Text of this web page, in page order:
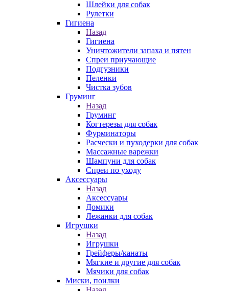
Шлейки для собак
Рулетки
Гигиена
Назад
Гигиена
Уничтожители запаха и пятен
Спреи приучающие
Подгузники
Пеленки
Чистка зубов
Груминг
Назад
Груминг
Когтерезы для собак
Фурминаторы
Расчески и пуходерки для собак
Массажные варежки
Шампуни для собак
Спреи по уходу
Аксессуары
Назад
Аксессуары
Домики
Лежанки для собак
Игрушки
Назад
Игрушки
Грейферы/канаты
Мягкие и другие для собак
Мячики для собак
Миски, поилки